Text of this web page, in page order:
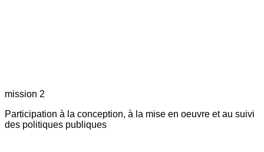
mission 2
Participation à la conception, à la mise en oeuvre et au suivi
des politiques publiques